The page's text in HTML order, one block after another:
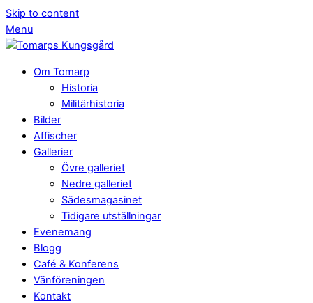
Skip to content
Menu
Om Tomarp
Historia
Militärhistoria
Bilder
Affischer
Gallerier
Övre galleriet
Nedre galleriet
Sädesmagasinet
Tidigare utställningar
Evenemang
Blogg
Café & Konferens
Vänföreningen
Kontakt